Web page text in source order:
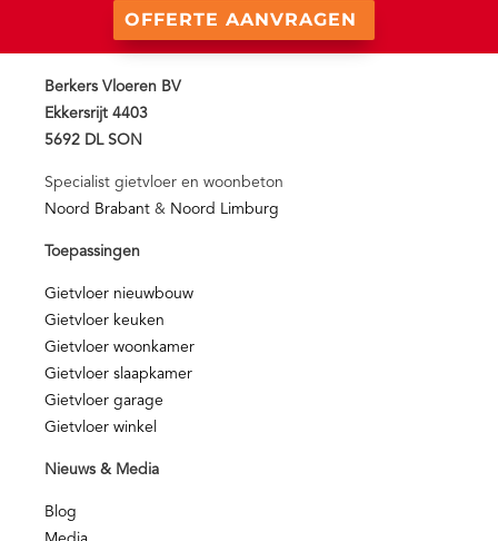
OFFERTE AANVRAGEN
Berkers Vloeren BV
Ekkersrijt 4403
5692 DL SON
Specialist gietvloer en woonbeton
Noord Brabant & Noord Limburg
Toepassingen
Gietvloer nieuwbouw
Gietvloer keuken
Gietvloer woonkamer
Gietvloer slaapkamer
Gietvloer garage
Gietvloer winkel
Nieuws & Media
Blog